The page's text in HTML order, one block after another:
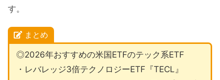
す。
まとめ
◎2026年おすすめの米国ETFのテック系ETF
・レバレッジ3倍テクノロジーETF『TECL』